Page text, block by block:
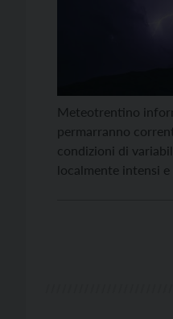
Meteotrentino
permarranno
condizioni di
localmente intensi